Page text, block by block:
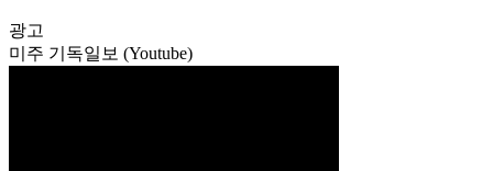
광고
미주 기독일보 (Youtube)